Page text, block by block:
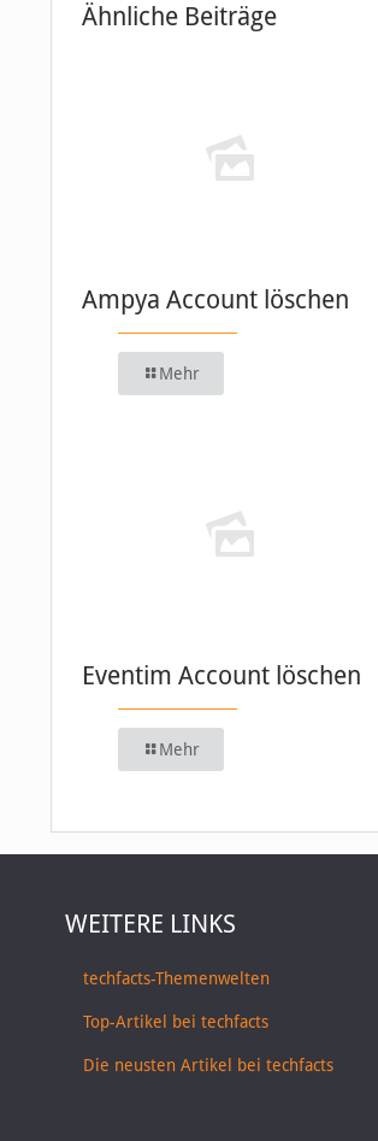
Ähnliche Beiträge
Ampya Account löschen
Mehr
Eventim Account löschen
Mehr
WEITERE LINKS
techfacts-Themenwelten
Top-Artikel bei techfacts
Die neusten Artikel bei techfacts